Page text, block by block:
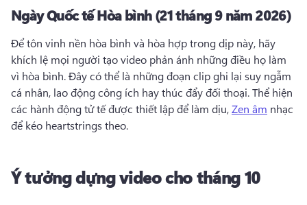
Ngày Quốc tế Hòa bình (21 tháng 9 năm 2026)
Để tôn vinh nền hòa bình và hòa hợp trong dịp này, hãy
khích lệ mọi người tạo video phản ánh những điều họ làm
vì hòa bình. Đây có thể là những đoạn clip ghi lại suy ngẫm
cá nhân, lao động công ích hay thúc đẩy đối thoại. Thể hiện
các hành động tử tế được thiết lập để làm dịu, Zen âm nhạc
để kéo heartstrings theo.
Ý tưởng dựng video cho tháng 10